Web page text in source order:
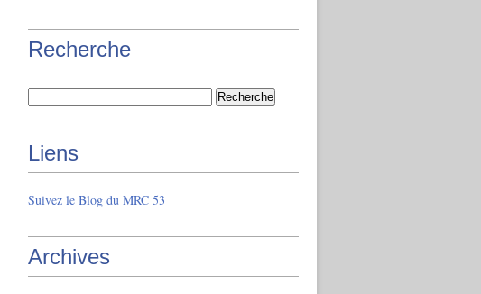
Recherche
Liens
Suivez le Blog du MRC 53
Archives